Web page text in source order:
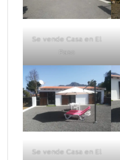
Se vende Casa en El
Paso
Se vende Casa en El